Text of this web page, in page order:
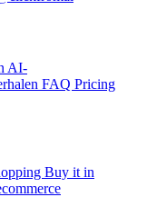
AI-
FAQ Pricing
Buy it in